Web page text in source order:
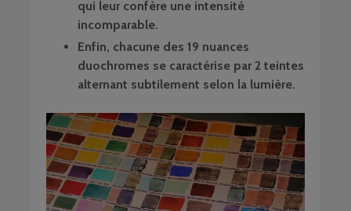
qui leur confère une intensité
incomparable.
Enfin, chacune des 19 nuances
duochromes se caractérise par 2 teintes
alternant subtilement selon la lumière.